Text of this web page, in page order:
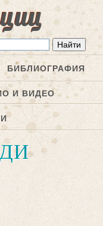
БИБЛИОГРАФИЯ
И ВИДЕО